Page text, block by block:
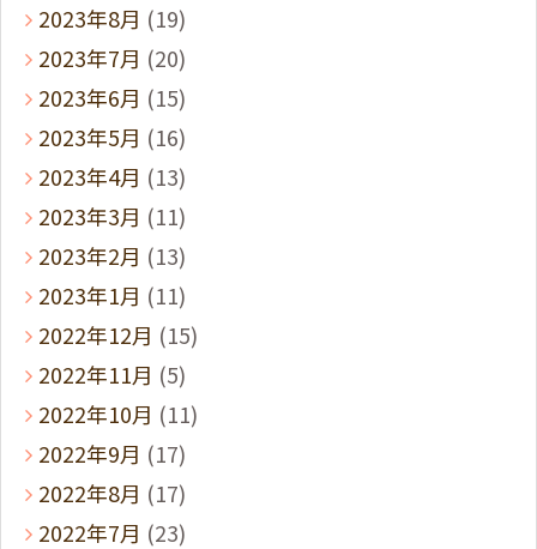
2023年8月 (19)
2023年7月 (20)
2023年6月 (15)
2023年5月 (16)
2023年4月 (13)
2023年3月 (11)
2023年2月 (13)
2023年1月 (11)
2022年12月 (15)
2022年11月 (5)
2022年10月 (11)
2022年9月 (17)
2022年8月 (17)
2022年7月 (23)